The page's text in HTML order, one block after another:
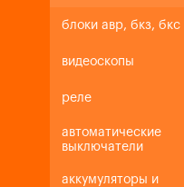
блоки авр, бкз, бкс
видеоскопы
реле
автоматические
выключатели
аккумуляторы и